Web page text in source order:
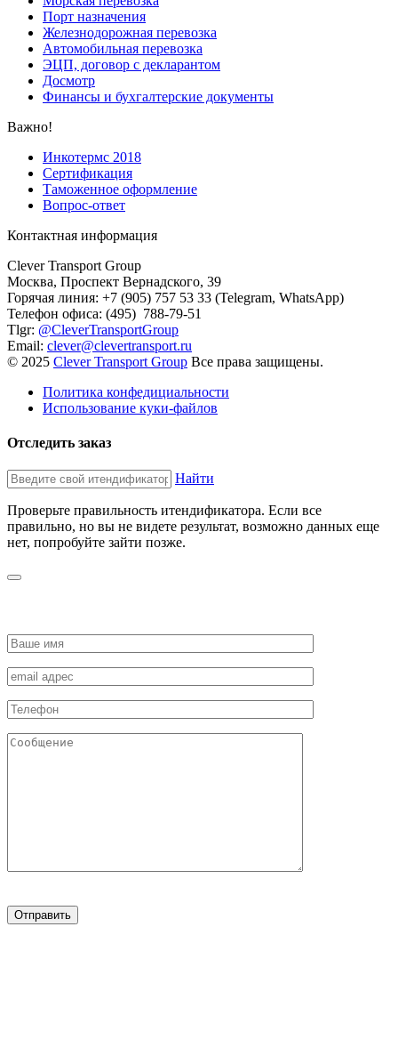
Порт назначения
Железнодорожная перевозка
Автомобильная перевозка
ЭЦП, договор с декларантом
Досмотр
Финансы и бухгалтерские документы
Важно!
Инкотермс 2018
Сертификация
Таможенное оформление
Вопрос-ответ
Контактная информация
Clever Transport Group
Москва, Проспект Вернадского, 39
Горячая линия: +7 (905) 757 53 33 (Telegram, WhatsApp)
Телефон офиса: (495) 788-79-51
Tlgr: @CleverTransportGroup
Email: clever@clevertransport.ru
© 2025 Clever Transport Group Все права защищены.
Политика конфедициальности
Использование куки-файлов
Отследить заказ
Найти
Проверьте правильность итендификатора. Если все
правильно, но вы не видете результат, возможно данных еще
нет, попробуйте зайти позже.